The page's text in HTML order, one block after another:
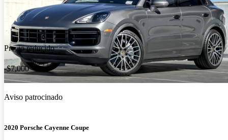
Precio reducido
-$7,000
Aviso patrocinado
2020 Porsche Cayenne Coupe